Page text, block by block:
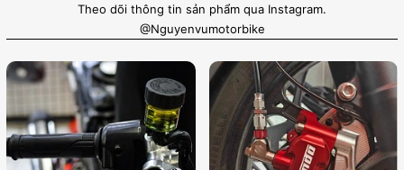
Theo dõi thông tin sản phẩm qua Instagram.
@Nguyenvumotorbike